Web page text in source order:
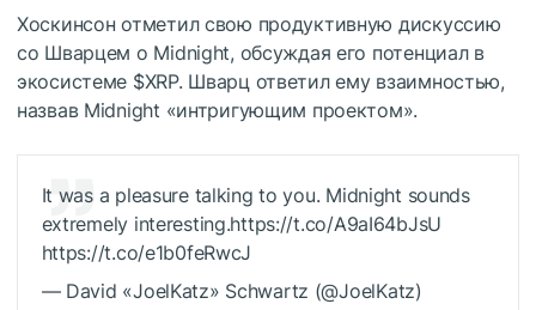
Хоскинсонотметилсвою продуктивную дискуссию
со Шварцем о Midnight, обсуждая его потенциал в
экосистеме $XRP. Шварц ответил ему взаимностью,
назвав Midnight «интригующим проектом».
It was a pleasure talking to you. Midnight sounds
extremely interesting.https://t.co/A9aI64bJsU
https://t.co/e1b0feRwcJ
— David «JoelKatz» Schwartz (@JoelKatz)